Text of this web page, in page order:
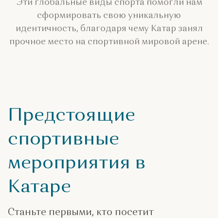
сформировать свою уникальную
идентичность, благодаря чему Катар занял
прочное место на спортивной мировой арене.
Предстоящие
спортивные
мероприятия в
Катаре
Станьте первыми, кто посетит